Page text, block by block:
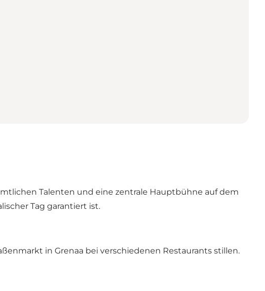
Talenten und eine zentrale Hauptbühne auf dem
Tag garantiert ist.
in Grenaa bei verschiedenen Restaurants stillen.